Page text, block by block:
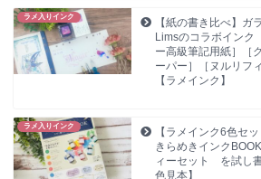
ラメ入りインク
【紙の書き比べ】ガ
Limsのコラボインク
ー高級筆記用紙］［
ーパー］［ヌルリフ
【ラメインク】
ラメ入りインク
【ラメインク6色セ
きらめきインク
ィーセット を試し
色見本】